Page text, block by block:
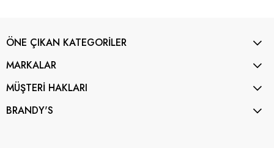
ÖNE ÇIKAN KATEGORİLER
MARKALAR
MÜŞTERİ HAKLARI
BRANDY'S